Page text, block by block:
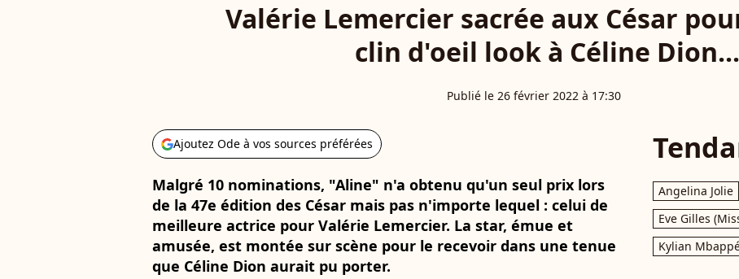
Valérie Lemercier sacrée aux César
clin d'oeil look à Céline Dion...
Publié le 26 février 2022 à 17:30
Ajoutez Ode à vos sources préférées
Malgré 10 nominations, "Aline" n'a obtenu qu'un seul prix lors
de la 47e édition des César mais pas n'importe lequel : celui de
meilleure actrice pour Valérie Lemercier. La star, émue et
amusée, est montée sur scène pour le recevoir dans une tenue
que Céline Dion aurait pu porter.
Angelina Jolie
Eve Gilles
Kylian